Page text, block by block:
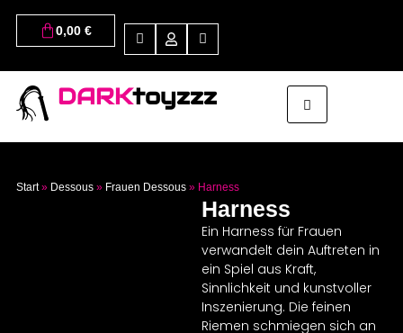
0,00 €
DARKtoyzzz
Start» Dessous» Frauen Dessous» Harness
Harness
Ein Harness für Frauen
verwandelt dein Auftreten in
ein Spiel aus Kraft,
Sinnlichkeit und kunstvoller
Inszenierung. Die feinen
Riemen schmiegen sich an